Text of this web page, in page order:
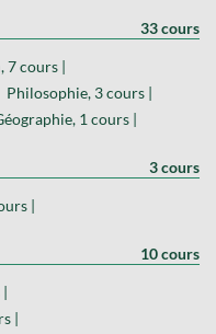
33 cours
7 cours |
Philosophie, 3 cours |
1 cours |
3 cours
|
10 cours
|